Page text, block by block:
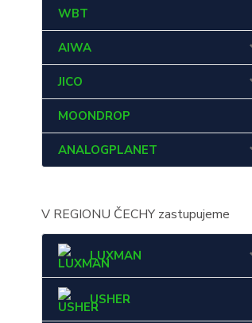
WBT
AIWA
JICO
MOONDROP
ANALOGPLANET
V REGIONU ČECHY zastupujeme
LUXMAN
USHER